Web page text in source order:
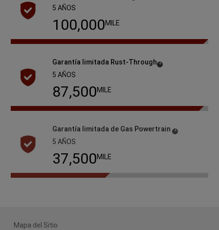
5 AÑOS
100,000MILE
Garantía limitada Rust-Through ( Disclosure
4)
5 AÑOS
100,000MILE
Garantía limitada de Gas Powertrain ( Disclosure
4)
5 AÑOS
60,000MILE
Mapa del Sitio